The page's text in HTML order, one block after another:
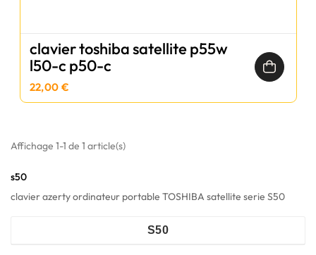
clavier toshiba satellite p55w
l50-c p50-c
22,00 €
Affichage 1-1 de 1 article(s)
s50
clavier azerty ordinateur portable TOSHIBA satellite serie S50
S50